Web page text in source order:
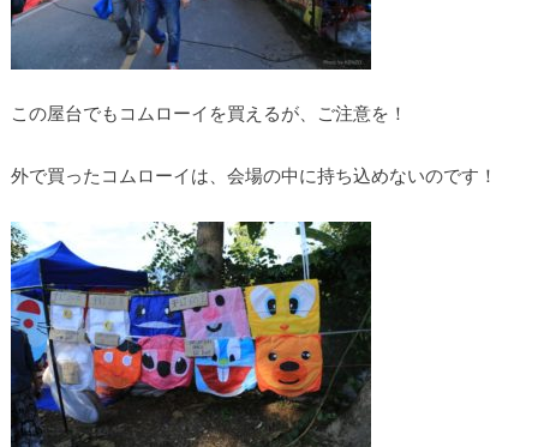
この屋台でもコムローイを買えるが、ご注意を！
外で買ったコムローイは、会場の中に持ち込めないのです！